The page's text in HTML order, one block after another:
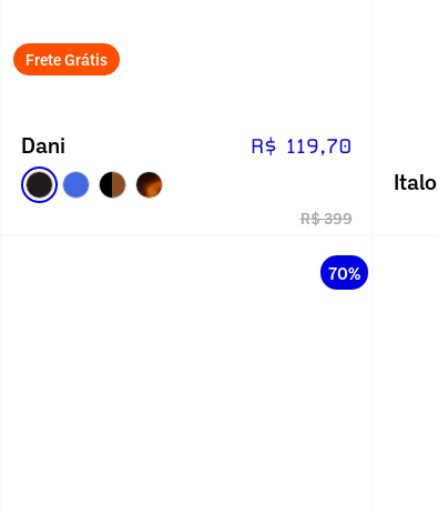
Frete Grátis
Dani R$ 119,70
R$ 399
Italo
70%